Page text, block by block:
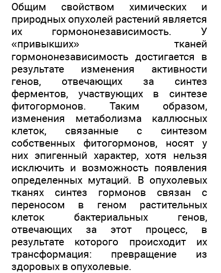
Общим свойством химических и
природных опухолей растений является
их гормононезависимость. У
«привыкших» тканей
гормононезависимость достигается в
результате изменения активности
генов, отвечающих за синтез
ферментов, участвующих в синтезе
фитогормонов. Таким образом,
изменения метаболизма каллюсных
клеток, связанные с синтезом
собственных фитогормонов, носят у
них эпигенный характер, хотя нельзя
исключить и возможность появления
определенных мутаций. В опухолевых
тканях синтез гормонов связан с
переносом в геном растительных
клеток бактериальных генов,
отвечающих за этот процесс, в
результате которого происходит их
трансформация: превращение из
здоровых в опухолевые.